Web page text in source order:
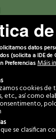
datos
(solicita a IDE
PreferenciasMáis
cookies de
etc., así como
se clasifican